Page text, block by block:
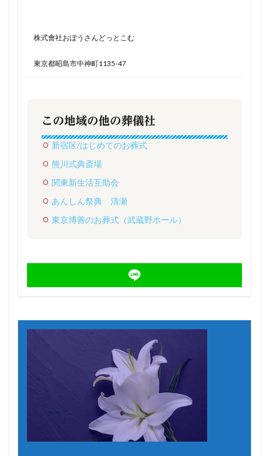
株式會社おぼうさんどっとこむ
東京都昭島市中神町1135-47
この地域の他の葬儀社
新宿区/はじめてのお葬式
熊川式典斎場
関東新生活互助会
あんしん祭典 清瀬
東京博善のお葬式（武蔵野ホール）